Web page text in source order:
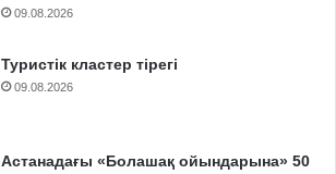
09.08.2026
Туристік кластер тірегі
09.08.2026
Астанадағы «Болашақ ойындарына» 50